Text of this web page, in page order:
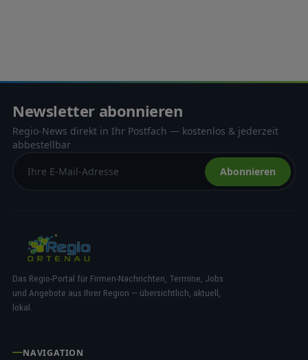
Newsletter abonnieren
Regio-News direkt in Ihr Postfach — kostenlos & jederzeit
abbestellbar
Abonnieren
Das Regio-Portal für Firmen-Nachrichten, Termine, Jobs
und Angebote aus Ihrer Region — übersichtlich, aktuell,
lokal.
NAVIGATION